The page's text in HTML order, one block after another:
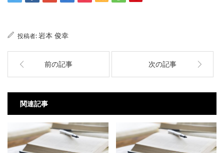
投稿者:岩本 俊幸
前の記事 次の記事
関連記事